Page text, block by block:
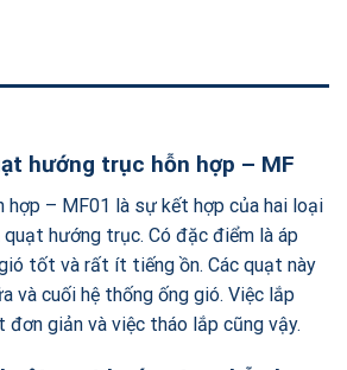
hướng trục hỗn hợp – MF
hợp – MF01 là sự kết hợp của hai loại
hướng trục. Có đặc điểm là áp
tốt và rất ít tiếng ồn. Các quạt này
và cuối hệ thống ống gió. Việc lắp
giản và việc tháo lắp cũng vậy.